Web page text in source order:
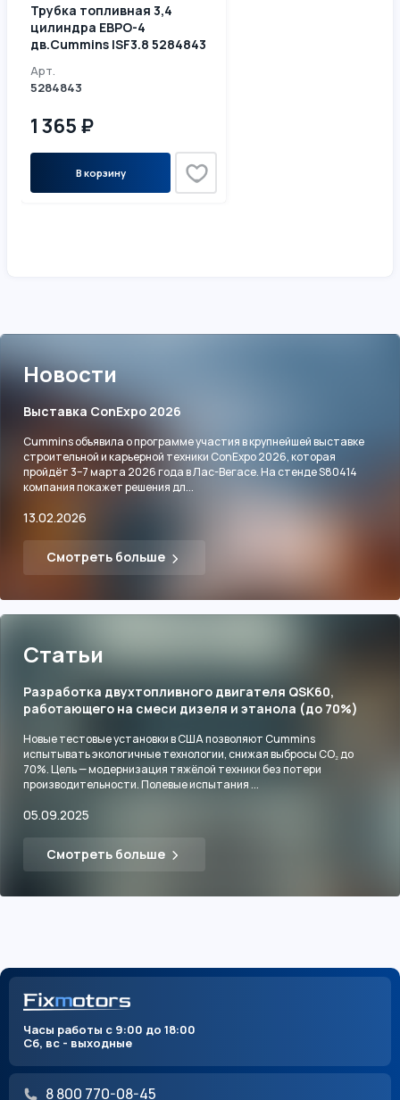
Трубка топливная 3,4
цилиндра ЕВРО-4
дв.Cummins ISF3.8 5284843
Арт.
5284843
1 365 ₽
В корзину
Новости
Выставка ConExpo 2026
Cummins объявила о программе участия в крупнейшей выставке
строительной и карьерной техники ConExpo 2026, которая
пройдёт 3–7 марта 2026 года в Лас-Вегасе. На стенде S80414
компания покажет решения дл...
13.02.2026
Смотреть больше
Статьи
Разработка двухтопливного двигателя QSK60,
работающего на смеси дизеля и этанола (до 70%)
Новые тестовые установки в США позволяют Cummins
испытывать экологичные технологии, снижая выбросы CO₂ до
70%. Цель — модернизация тяжёлой техники без потери
производительности. Полевые испытания ...
05.09.2025
Смотреть больше
Часы работы с 9:00 до 18:00
Сб, вс - выходные
8 800 770-08-45